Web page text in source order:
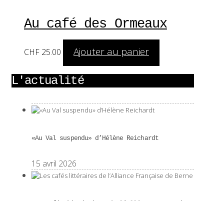
Au café des Ormeaux
CHF 25.00 Ajouter au panier
L'actualité
«Au Val suspendu» d’Hélène Reichardt
15 avril 2026